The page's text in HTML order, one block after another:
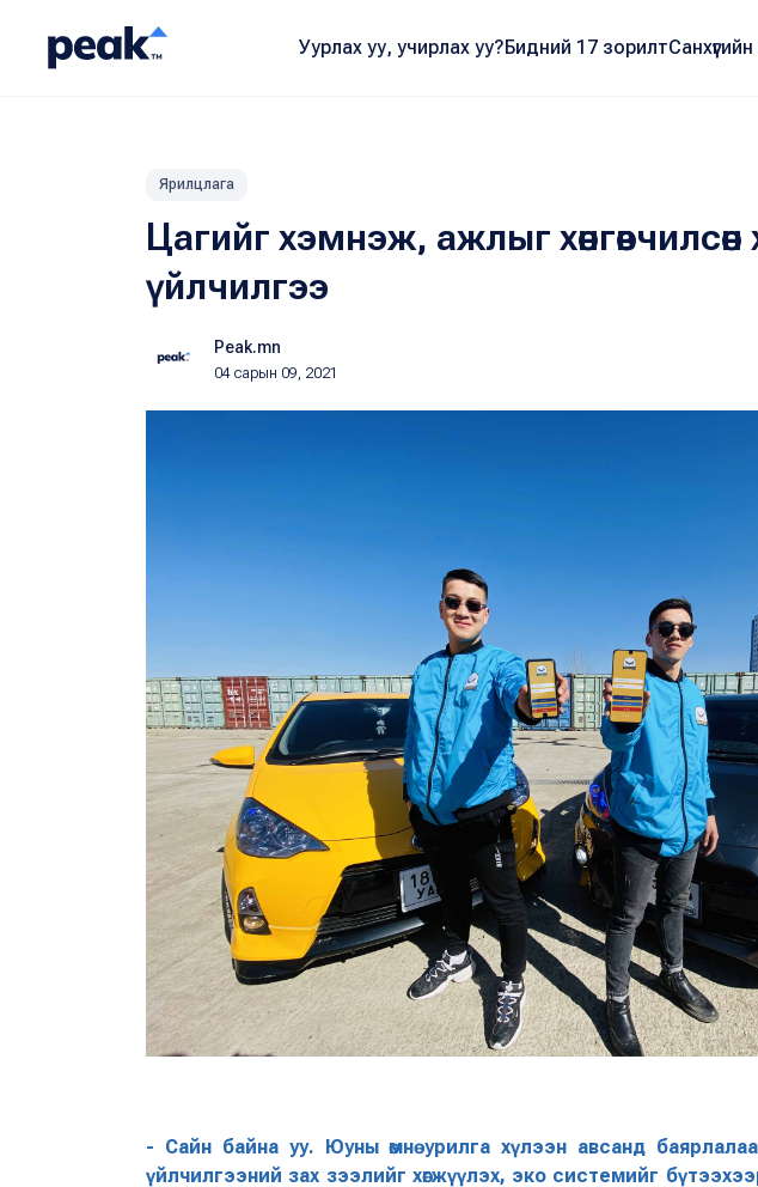
Уурлах уу, учирлах уу?Бидний 17 зорилт
Ярилцлага
Цагийг хэмнэж, ажлыг
үйлчилгээ
Peak.mn
04 сарын 09, 2021
- Сайн байна уу. Юуны өмнө урилга хүлээн авсанд
үйлчилгээний зах зээлийг хөгжүүлэх, эко системийг